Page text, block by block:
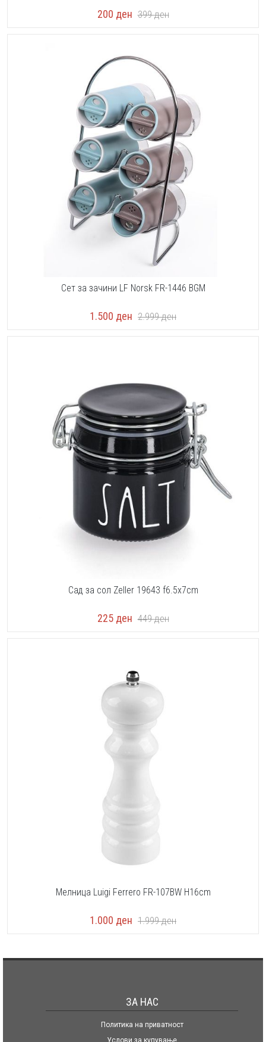
200 ден 399ден
Сет за зачини LF Norsk FR-1446 BGM
1.500 ден 2.999ден
Сад за сол Zeller 19643 f6.5x7cm
225 ден 449ден
Мелница Luigi Ferrero FR-107BW H16cm
1.000 ден 1.999ден
ЗА НАС
Политика на приватност